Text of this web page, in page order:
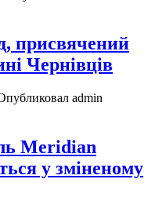
присвячений
Чернівців
admin
Meridian
у зміненому